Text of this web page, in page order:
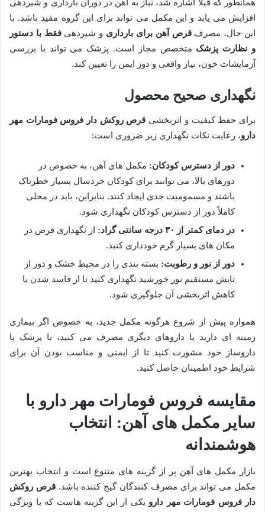
همانطور که قبلاً اشاره شد، نیاز به آهن در دوران بارداری و شیردهی
افزایش می یابد و این مکمل می تواند برای این گروه مفید باشد. با
این حال، مصرفقرص آهن برای بارداری و شیردهیفقط با دستور
و نظارت پزشک متخصص مجاز است. پزشک می تواند با بررسی
آزمایشات خون، نیاز واقعی و دوز ایمن را تعیین کند.
نگهداری صحیح محصول
برای حفظ کیفیت و اثربخشی قرص روکش دار فروس فومارات مهر
دارو، رعایت نکات نگهداری زیر ضروری است:
دور از دسترس کودکان: مکمل های آهن، به خصوص در
دوزهای بالا، می توانند برای کودکان خردسال بسیار خطرناک
باشند و مسمومیت جدی ایجاد کنند. بنابراین، باید در محلی
کاملاً دور از دسترس کودکان نگهداری شود.
در دمای کمتر از ۳۰ درجه سانتی گراد:
از نگهداری قرص در
مکان های بسیار گرم خودداری کنید.
دور از نور و رطوبت: بسته بندی را در محیط خشک و دور از
تابش مستقیم نور خورشید نگهداری کنید تا از فاسد شدن یا
کاهش اثربخشی آن جلوگیری شود.
همواره پیش از شروع هرگونه مکمل جدید، به خصوص اگر بیماری
زمینه ای دارید یا داروهای دیگری مصرف می کنید، با پزشک یا
داروساز خود مشورت کنید تا از ایمنی و مناسب بودن آن برای
شرایط خود اطمینان حاصل کنید.
مقایسه فروس فومارات مهر دارو با
سایر مکمل های آهن: انتخاب
هوشمندانه
بازار مکمل های آهن پر از گزینه های متنوع است و انتخاب بهترین
مکمل می تواند برای مصرف کنندگان گیج کننده باشد.قرص روکش
دار فروس فومارات مهر دارو یکی از این گزینه هاست که با ویژگی